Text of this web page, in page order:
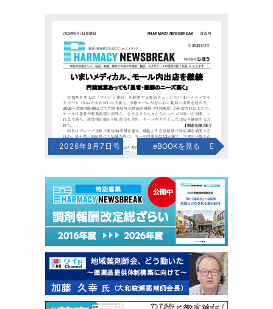
2026年8月7日号 eBOOKを見る